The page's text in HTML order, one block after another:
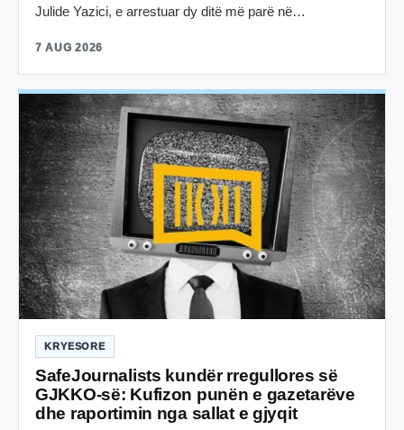
Julide Yazici, e arrestuar dy ditë më parë në…
7 AUG 2026
KRYESORE
SafeJournalists kundër rregullores së
GJKKO-së: Kufizon punën e gazetarëve
dhe raportimin nga sallat e gjyqit